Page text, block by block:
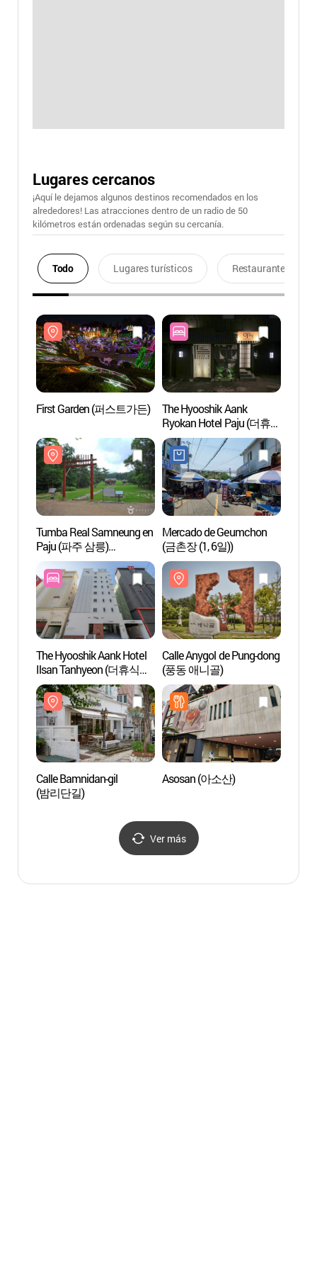
Lugares cercanos
¡Aquí le dejamos algunos destinos recomendados en los
alrededores! Las atracciones dentro de un radio de 50
kilómetros están ordenadas según su cercanía.
Todo Lugares turísticos Restaurantes
First Garden (퍼스트가든)
The Hyooshik Aank
Ryokan Hotel Paju (더휴식
아늑료칸호텔
파주금촌점)
Tumba Real Samneung en
Paju (파주 삼릉)
[Patrimonio Cultural de la
Humanidad de la Unesco]
Mercado de Geumchon
(금촌장 (1, 6일))
The Hyooshik Aank Hotel
Ilsan Tanhyeon (더휴식
아늑호텔 일산탄현점)
Calle Anygol de Pung-dong
(풍동 애니골)
Calle Bamnidan-gil
(밤리단길)
Asosan (아소산)
Ver más